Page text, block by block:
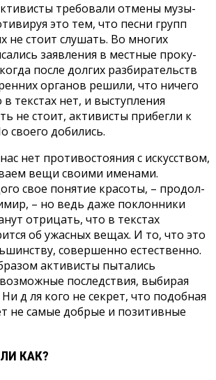
требовали отмены музы­
это тем, что песни групп
не сто­ит слушать. Во многих
за­явления в местные проку­
по­сле долгих разбирательств
ор­ганов решили, что ничего
в текстах нет, и выступления
не стоит, акти­висты прибегли к
своего добились.
нет противостояния с искус­ством,
вещи своими именами.
свое понятие красоты, – продол­
– но ведь даже поклонники
отрицать, что в текстах
об ужасных вещах. И то, что это
совершенно естественно.
активисты пытались
последствия, выбирая
д ля кого не секрет, что подобная
не самые добрые и пози­тивные
КАК?